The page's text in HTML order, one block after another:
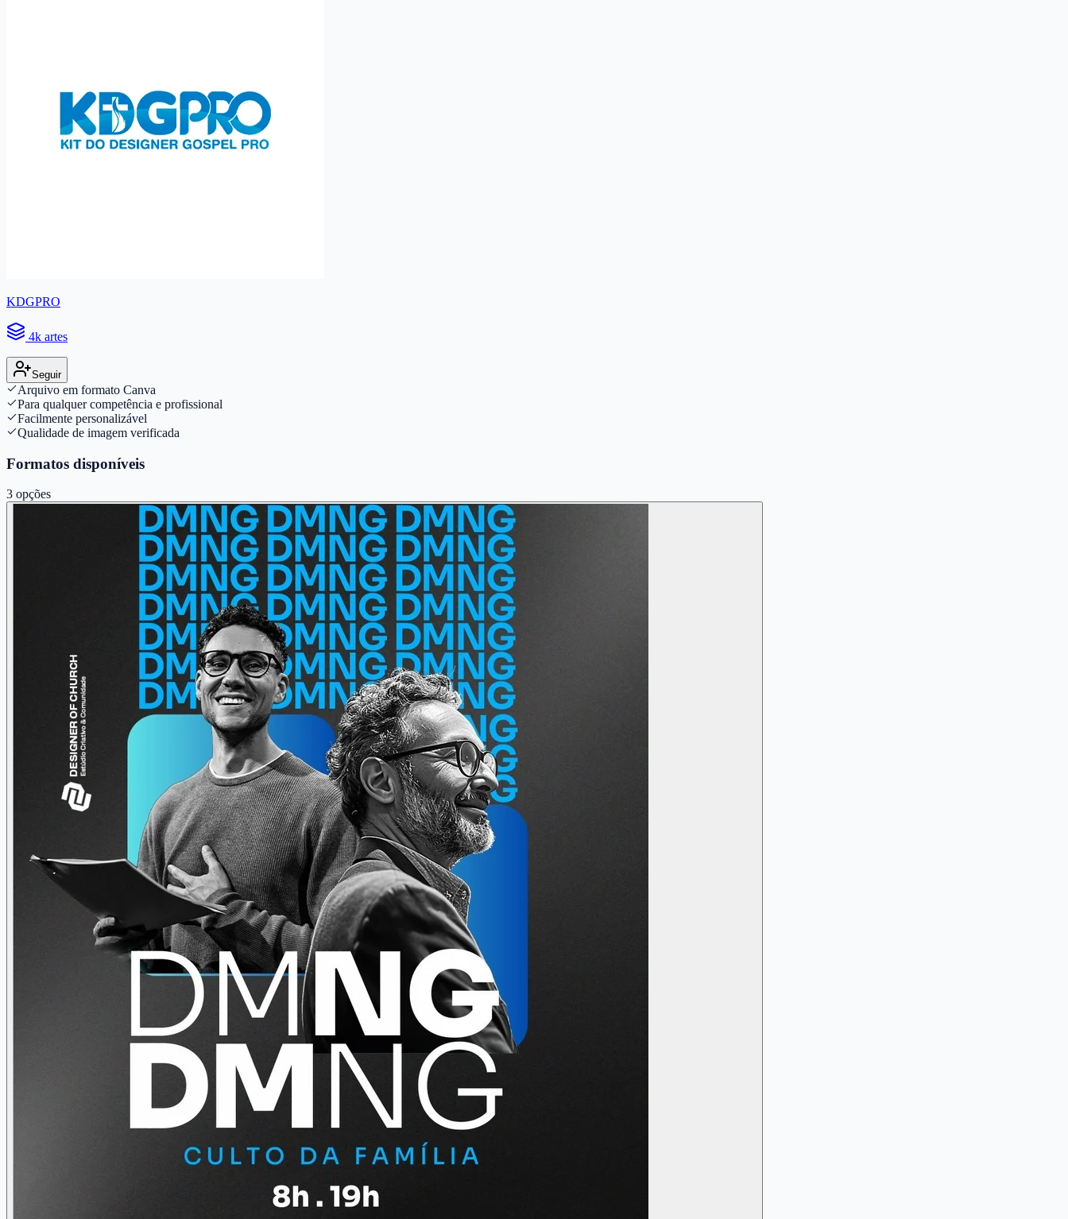
KDGPRO
4k artes
Seguir
Arquivo em formato Canva
Para qualquer competência e profissional
Facilmente personalizável
Qualidade de imagem verificada
Formatos disponíveis
3 opções